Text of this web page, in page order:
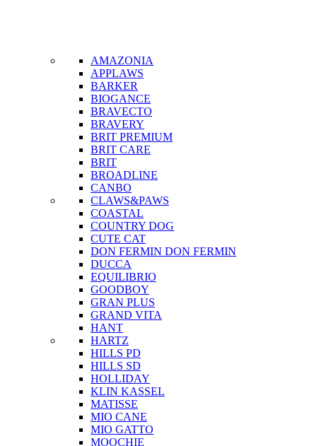
AMAZONIA
APPLAWS
BARKER
BIOGANCE
BRAVECTO
BRAVERY
BRIT PREMIUM
BRIT CARE
BRIT
BROADLINE
CANBO
CLAWS&PAWS
COASTAL
COUNTRY DOG
CUTE CAT
DON FERMIN DON FERMIN
DUCCA
EQUILIBRIO
GOODBOY
GRAN PLUS
GRAND VITA
HANT
HARTZ
HILLS PD
HILLS SD
HOLLIDAY
KLIN KASSEL
MATISSE
MIO CANE
MIO GATTO
MOOCHIE